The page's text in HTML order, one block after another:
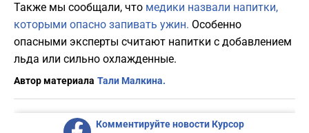
Также мы сообщали, что медики назвали напитки,
которыми опасно запивать ужин. Особенно
опасными эксперты считают напитки с добавлением
льда или сильно охлажденные.
Автор материала Тали Малкина.
Комментируйте новости Курсор